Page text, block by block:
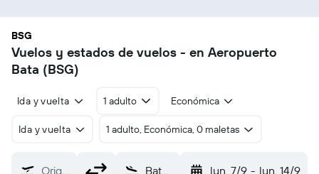
BSG
Vuelos y estados de vuelos - en Aeropuerto
Bata (BSG)
Ida y vuelta 1 adulto Económica
Ida y vuelta 1 adulto, Económica, 0 maletas
Origen Bata (BSG) lun. 7/9 - lun. 14/9